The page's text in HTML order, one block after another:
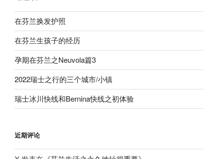
在芬兰换发护照
在芬兰生孩子的经历
孕期在芬兰之Neuvola篇3
2022瑞士之行的三个城市/小镇
瑞士冰川快线和Bernina快线之初体验
近期评论